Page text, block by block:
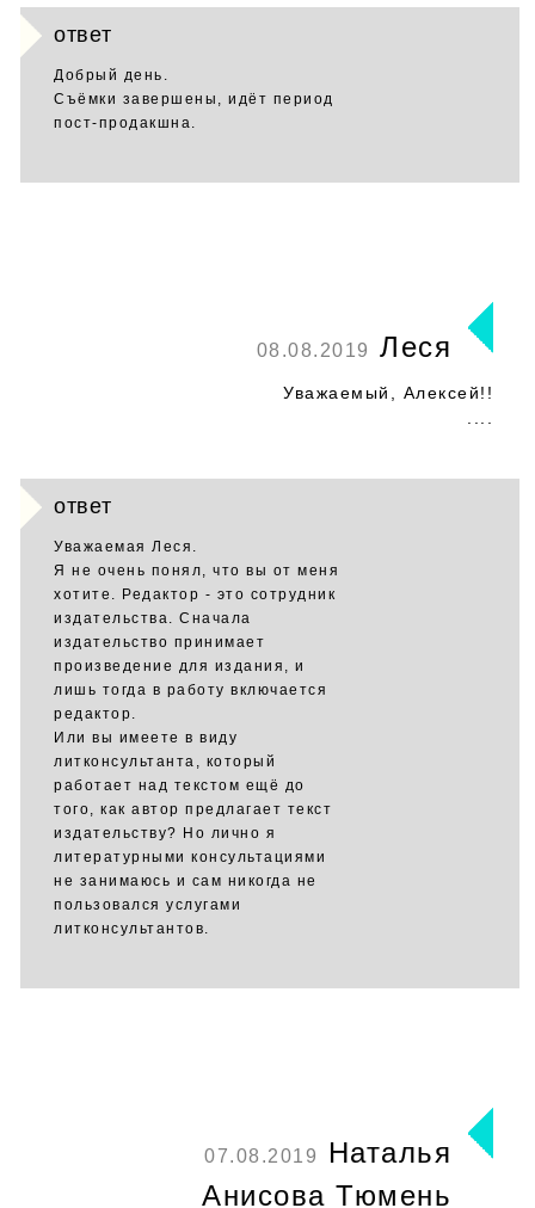
ответ
Добрый день.
Съёмки завершены, идёт период
пост-продакшна.
08.08.2019 Леся
Уважаемый, Алексей!!
ответ
Уважаемая Леся.
Я не очень понял, что вы от меня
хотите. Редактор - это сотрудник
издательства. Сначала
издательство принимает
произведение для издания, и
лишь тогда в работу включается
редактор.
Или вы имеете в виду
литконсультанта, который
работает над текстом ещё до
того, как автор предлагает текст
издательству? Но лично я
литературными консультациями
не занимаюсь и сам никогда не
пользовался услугами
литконсультантов.
07.08.2019
Наталья
Анисова Тюмень